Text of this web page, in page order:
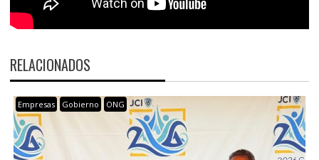
RELACIONADOS
Empresas Gobierno ONG